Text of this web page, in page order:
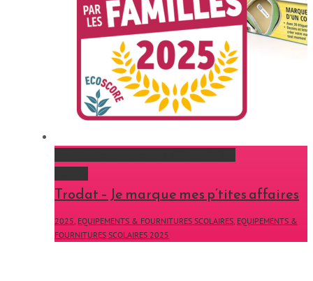
Trodat – Je marque mes p’tites affaires
2025, EQUIPEMENTS & FOURNITURES SCOLAIRES, EQUIPEMENTS &
FOURNITURES SCOLAIRES 2025